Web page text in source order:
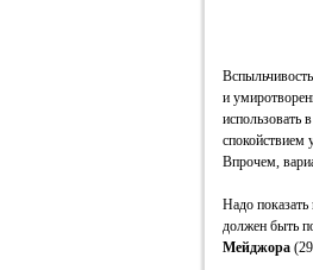
и
использовать
спокойствием
Впрочем,
Надо
должен быть
Мейджора